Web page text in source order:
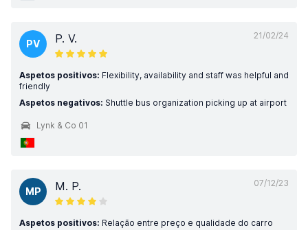
21/02/24
PV P. V.
Aspetos positivos: Flexibility, availability and staff was helpful and
friendly
Aspetos negativos: Shuttle bus organization picking up at airport
Lynk & Co 01
07/12/23
MP M. P.
Aspetos positivos: Relação entre preço e qualidade do carro